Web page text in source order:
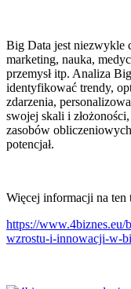
Big Data jest niezwykle
marketing, nauka,
przemysł itp. Analiza
identyfikować trendy,
zdarzenia,
swojej skali i
zasobów
potencjał.
Więcej informacji na ten
https://
wzrostu-i-innowacji-w-